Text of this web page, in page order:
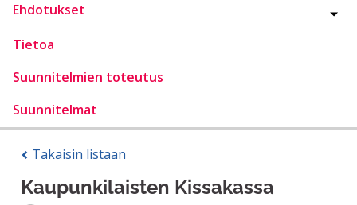
Ehdotukset
Tietoa
Suunnitelmien toteutus
Suunnitelmat
Takaisin listaan
Kaupunkilaisten Kissakassa